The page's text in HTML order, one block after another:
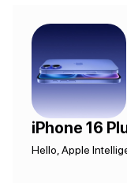
iPhone 16
Hello, Apple